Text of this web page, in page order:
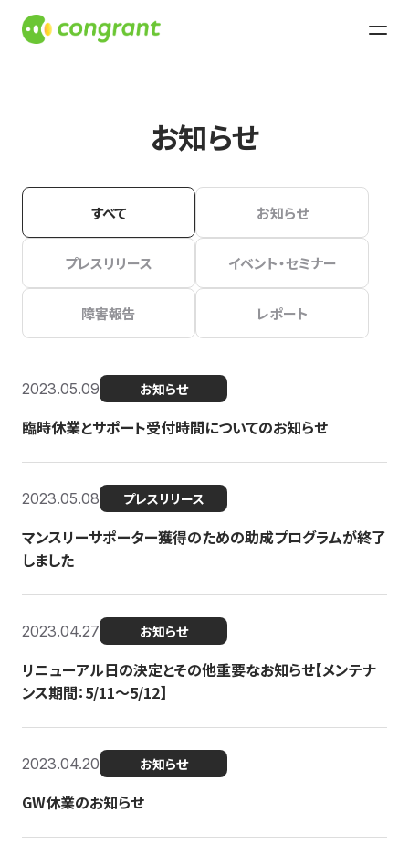
お知らせ
すべて お知らせ
プレスリリース イベント・セミナー
障害報告 レポート
2023.05.09 お知らせ
臨時休業とサポート受付時間についてのお知らせ
2023.05.08 プレスリリース
マンスリーサポーター獲得のための助成プログラムが終了
しました
2023.04.27 お知らせ
リニューアル日の決定とその他重要なお知らせ【メンテナ
ンス期間：5/11～5/12】
2023.04.20 お知らせ
GW休業のお知らせ